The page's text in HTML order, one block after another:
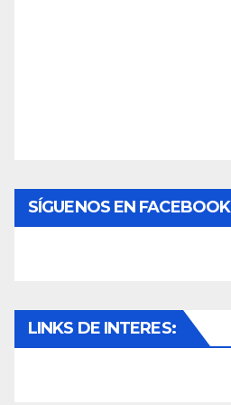
SÍGUENOS EN FACEBOOK
LINKS DE INTERES: